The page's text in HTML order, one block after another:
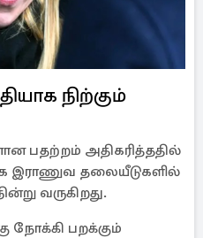
நிற்கும்
பதற்றம் அதிகரித்ததில்
இராணுவ தலையீடுகளில்
வருகிறது.
நோக்கி பறக்கும்